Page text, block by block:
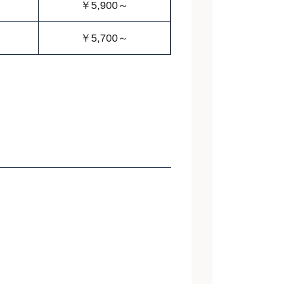
￥5,900～
￥5,700～